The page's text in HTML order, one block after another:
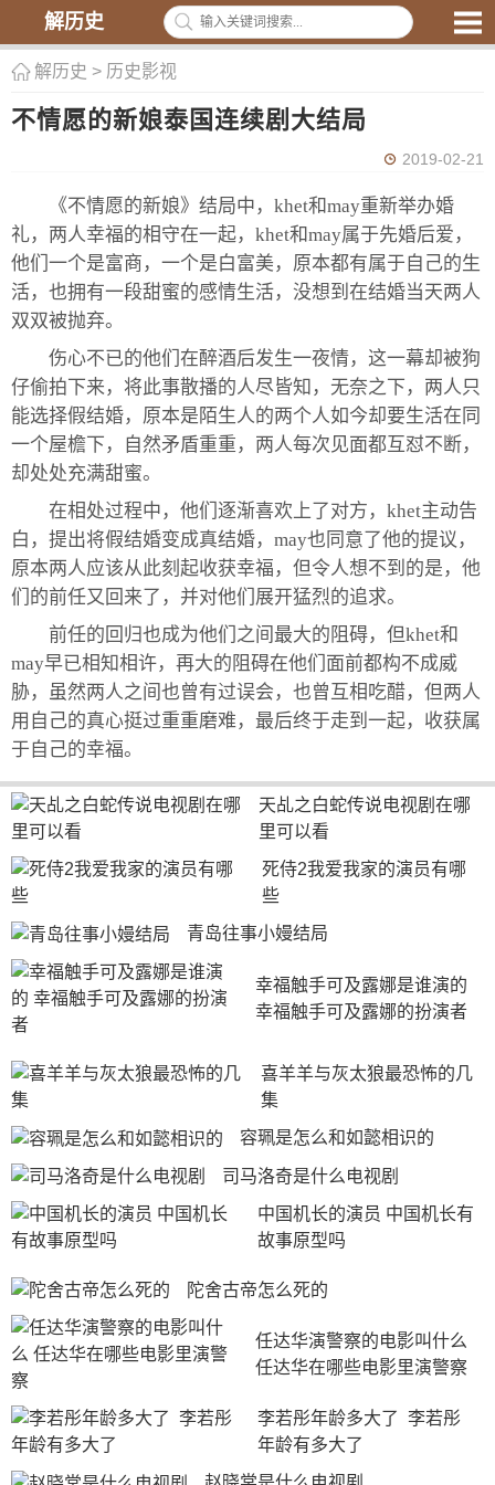
解历史
解历史 > 历史影视
不情愿的新娘泰国连续剧大结局
2019-02-21
《不情愿的新娘》结局中，khet和may重新举办婚
礼，两人幸福的相守在一起，khet和may属于先婚后爱，
他们一个是富商，一个是白富美，原本都有属于自己的生
活，也拥有一段甜蜜的感情生活，没想到在结婚当天两人
双双被抛弃。
伤心不已的他们在醉酒后发生一夜情，这一幕却被狗
仔偷拍下来，将此事散播的人尽皆知，无奈之下，两人只
能选择假结婚，原本是陌生人的两个人如今却要生活在同
一个屋檐下，自然矛盾重重，两人每次见面都互怼不断，
却处处充满甜蜜。
在相处过程中，他们逐渐喜欢上了对方，khet主动告
白，提出将假结婚变成真结婚，may也同意了他的提议，
原本两人应该从此刻起收获幸福，但令人想不到的是，他
们的前任又回来了，并对他们展开猛烈的追求。
前任的回归也成为他们之间最大的阻碍，但khet和
may早已相知相许，再大的阻碍在他们面前都构不成威
胁，虽然两人之间也曾有过误会，也曾互相吃醋，但两人
用自己的真心挺过重重磨难，最后终于走到一起，收获属
于自己的幸福。
天乩之白蛇传说电视剧在哪
里可以看
死侍2我爱我家的演员有哪
些
青岛往事小嫚结局
幸福触手可及露娜是谁演的
幸福触手可及露娜的扮演者
喜羊羊与灰太狼最恐怖的几
集
容珮是怎么和如懿相识的
司马洛奇是什么电视剧
中国机长的演员 中国机长有
故事原型吗
陀舍古帝怎么死的
任达华演警察的电影叫什么
任达华在哪些电影里演警察
李若彤年龄多大了  李若彤
年龄有多大了